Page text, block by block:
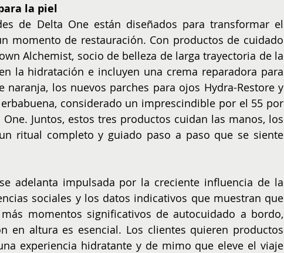
la piel
de Delta One están diseñados para transformar el
momento de restauración. Con productos de cuidado
Alchemist, socio de belleza de larga trayectoria de la
la hidratación e incluyen una crema reparadora para
naranja, los nuevos parches para ojos Hydra-Restore y
considerado un imprescindible por el 55 por
Juntos, estos tres productos cuidan las manos, los
ritual completo y guiado paso a paso que se siente
adelanta impulsada por la creciente influencia de la
sociales y los datos indicativos que muestran que
momentos significativos de autocuidado a bordo,
en altura es esencial. Los clientes quieren productos
experiencia hidratante y de mimo que eleve el viaje